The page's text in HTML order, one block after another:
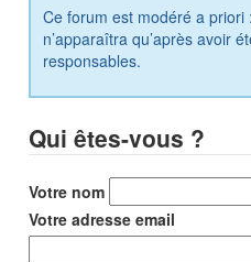
Ce forum est modéré a priori
n’apparaîtra qu’après avoir
responsables.
Qui êtes-vous ?
Votre nom
Votre adresse email